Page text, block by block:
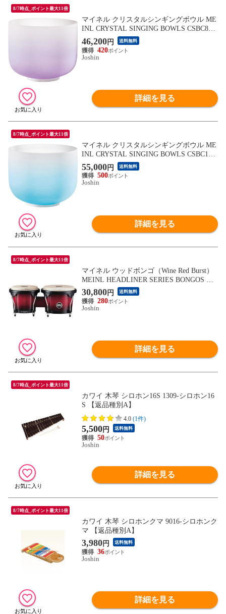
8/7時点_ポイント最大11倍
マイネル クリスタルシンギングボウル ME
INL CRYSTAL SINGING BOWLS CSBC8B
【返品種別A】
46,200円 送料無料
420
Joshin
詳細を見る
8/7時点_ポイント最大11倍
マイネル クリスタルシンギングボウル ME
INL CRYSTAL SINGING BOWLS CSBC10G
【返品種別A】
55,000円 送料無料
500
Joshin
詳細を見る
8/7時点_ポイント最大11倍
マイネル ウッドボンゴ（Wine Red Burst）
MEINL HEADLINER SERIES BONGOS HB
100WRB 【返品種別A】
30,800円 送料無料
280
Joshin
詳細を見る
8/7時点_ポイント最大11倍
カワイ 木琴 シロホン16S 1309-シロホン16
S 【返品種別A】
4.0 (1件)
5,500円 送料無料
50
Joshin
詳細を見る
8/7時点_ポイント最大11倍
カワイ 木琴 シロホンクマ 9016-シロホンク
マ 【返品種別A】
3,980円 送料無料
36
Joshin
詳細を見る